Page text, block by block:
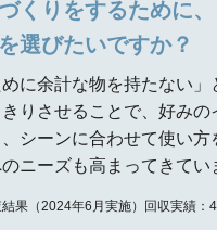
くりをするために、
選びたいですか？
めに余計な物を持たない
りさせることで、好み
シーンに合わせて使い
ニーズも高まってきてい
果（2024年6月実施）回収実績：